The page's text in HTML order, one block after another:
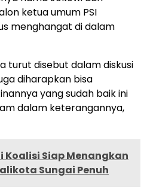
ketua umum PSI
menghangat di dalam
turut disebut dalam diskusi
diharapkan bisa
yang sudah baik ini
dalam keterangannya,
Koalisi Siap Menangkan
Sungai Penuh